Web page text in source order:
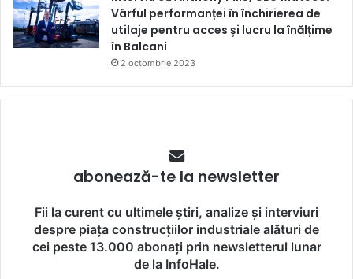
Vârful performanței în închirierea de
utilaje pentru acces și lucru la înălțime
în Balcani
2 octombrie 2023
abonează-te la newsletter
Fii la curent cu ultimele știri, analize și interviuri
despre piața construcțiilor industriale alături de
cei peste 13.000 abonați prin newsletterul lunar
de la InfoHale.